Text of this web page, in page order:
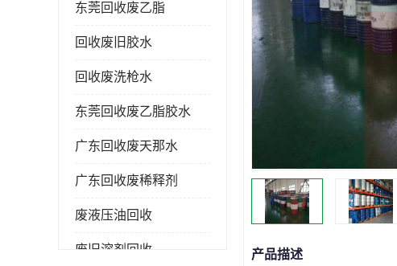
东莞回收废乙脂
回收废旧胶水
回收废洗枪水
东莞回收废乙脂胶水
广东回收废天那水
广东回收废稀释剂
废液压油回收
废旧溶剂回收 产品描述